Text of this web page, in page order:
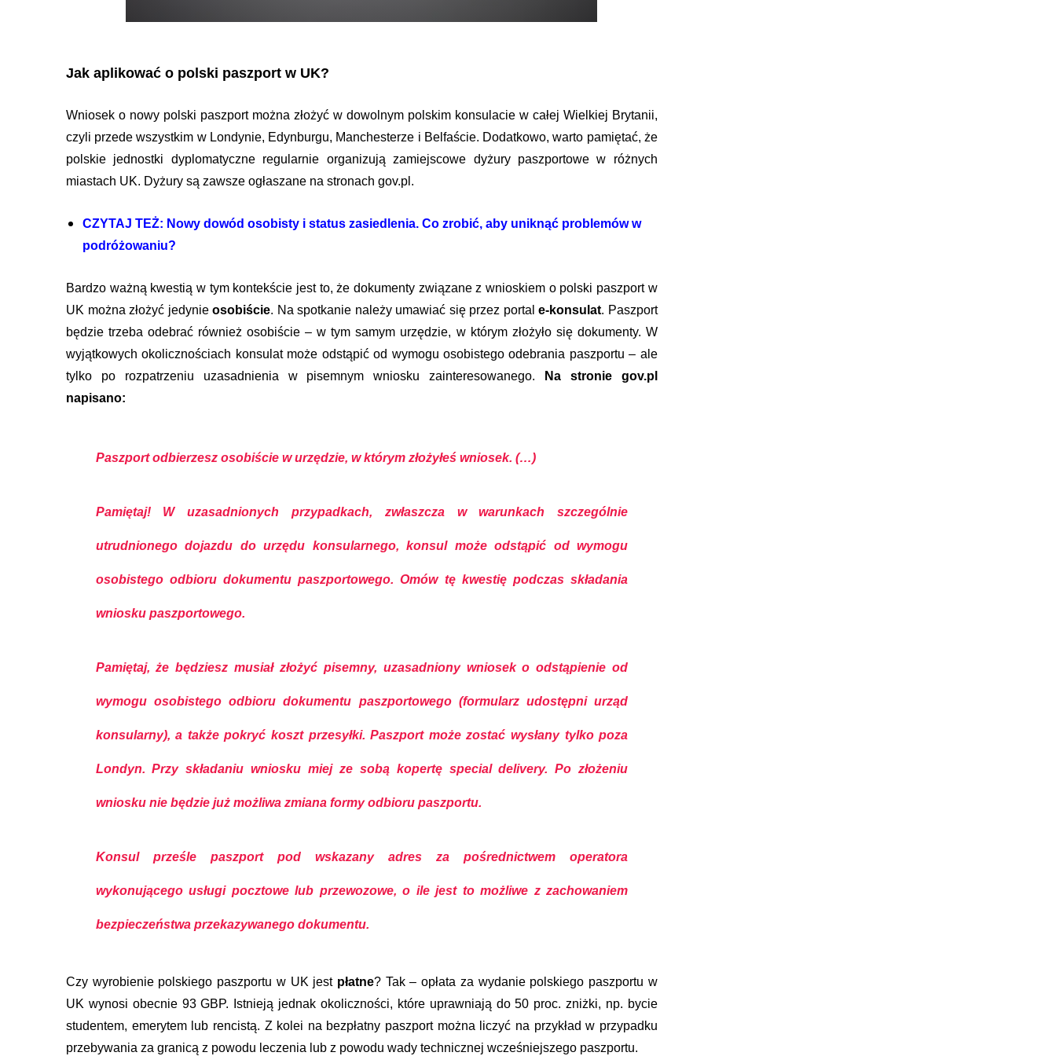
Jak aplikować o polski paszport w UK?
Wniosek o nowy polski paszport można złożyć w dowolnym polskim konsulacie w całej Wielkiej Brytanii,
czyli przede wszystkim w Londynie, Edynburgu, Manchesterze i Belfaście. Dodatkowo, warto pamiętać, że
polskie jednostki dyplomatyczne regularnie organizują zamiejscowe dyżury paszportowe w różnych
miastach UK. Dyżury są zawsze ogłaszane na stronach gov.pl.
CZYTAJ TEŻ: Nowy dowód osobisty i status zasiedlenia. Co zrobić, aby uniknąć problemów w
podróżowaniu?
Bardzo ważną kwestią w tym kontekście jest to, że dokumenty związane z wnioskiem o polski paszport w
UK można złożyć jedynieosobiście. Na spotkanie należy umawiać się przez portale-konsulat. Paszport
będzie trzeba odebrać również osobiście – w tym samym urzędzie, w którym złożyło się dokumenty. W
wyjątkowych okolicznościach konsulat może odstąpić od wymogu osobistego odebrania paszportu – ale
tylko po rozpatrzeniu uzasadnienia w pisemnym wniosku zainteresowanego.
Na stronie gov.pl
napisano:
Paszport odbierzesz osobiście w urzędzie, w którym złożyłeś wniosek. (…)
Pamiętaj!W uzasadnionych przypadkach, zwłaszcza w warunkach szczególnie
utrudnionego dojazdu do urzędu konsularnego, konsul może odstąpić od wymogu
osobistego odbioru dokumentu paszportowego. Omów tę kwestię podczas składania
wniosku paszportowego.
Pamiętaj, że będziesz musiał złożyć pisemny, uzasadniony wniosek o odstąpienie od
wymogu osobistego odbioru dokumentu paszportowego (formularz udostępni urząd
konsularny), a także pokryć koszt przesyłki. Paszport może zostać wysłany tylko poza
Londyn. Przy składaniu wniosku miej ze sobą kopertę special delivery.Po złożeniu
wniosku nie będzie już możliwa zmiana formy odbioru paszportu.
Konsul prześle paszport pod wskazany adres za pośrednictwem operatora
wykonującego usługi pocztowe lub przewozowe, o ile jest to możliwe z zachowaniem
bezpieczeństwa przekazywanego dokumentu.
Czy wyrobienie polskiego paszportu w UK jest płatne? Tak – opłata za wydanie polskiego paszportu w
UK wynosi obecnie 93 GBP. Istnieją jednak okoliczności, które uprawniają do 50 proc. zniżki, np. bycie
studentem, emerytem lub rencistą. Z kolei na bezpłatny paszport można liczyć na przykład w przypadku
przebywania za granicą z powodu leczenia lub z powodu wady technicznej wcześniejszego paszportu.